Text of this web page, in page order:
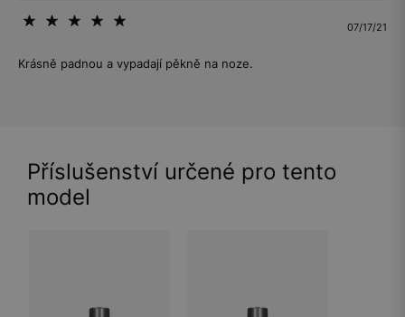
07/17/21
Krásně padnou a vypadají pěkně na noze.
Příslušenství určené pro tento
model